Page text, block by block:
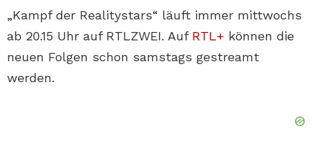
„Kampf der Realitystars“ läuft immer mittwochs
ab 20.15 Uhr auf RTLZWEI. Auf RTL+ können die
neuen Folgen schon samstags gestreamt
werden.